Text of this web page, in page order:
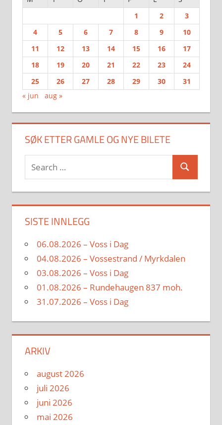
1
2
3
4
5 6 7 8 9
10
11
12 13 14 15 16
17
18
19 20 21 22 23
24
25
26 27 28 29 30
31
« jun
aug »
SØK ETTER GAMLE OG NYE BILETE
Search
for:
Search
SISTE INNLEGG
06.08.2026 – Voss i Dag
04.08.2026 – Vossestrand / Myrkdalen
03.08.2026 – Voss i Dag
01.08.2026 – Rundehaugen 837 moh.
31.07.2026 – Voss i Dag
ARKIV
august 2026
juli 2026
juni 2026
mai 2026